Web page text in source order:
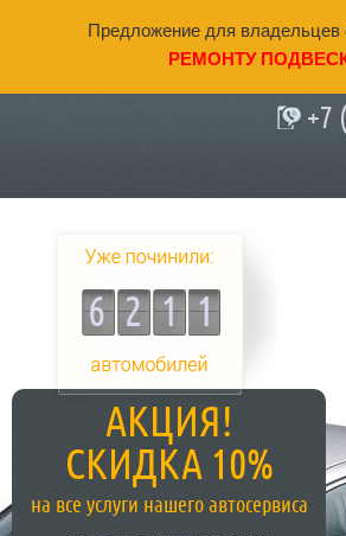
Предложение для владельцев
РЕМОНТУ
+7
6211
Качественный
АКЦИЯ!
СКИДКА 10%
на все услуги нашего автосервиса